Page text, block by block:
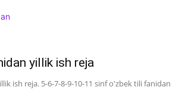
yillik ish reja
ish reja. 5-6-7-8-9-10-11 sinf o'zbek tili fanidan